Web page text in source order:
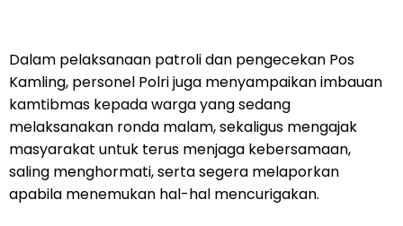
Dalam pelaksanaan patroli dan pengecekan Pos
Kamling, personel Polri juga menyampaikan imbauan
kamtibmas kepada warga yang sedang
melaksanakan ronda malam, sekaligus mengajak
masyarakat untuk terus menjaga kebersamaan,
saling menghormati, serta segera melaporkan
apabila menemukan hal-hal mencurigakan.